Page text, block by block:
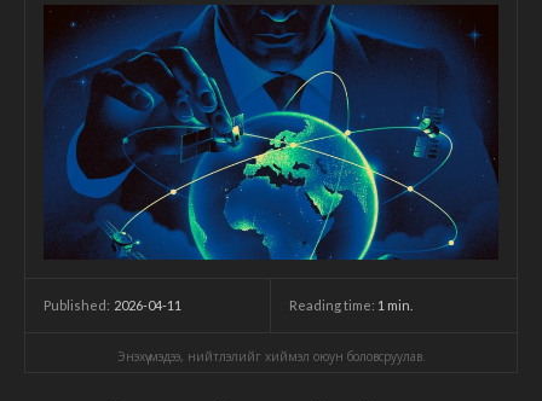
Published: 2026-04-11 Reading time: 1 min.
Энэхүү мэдээ, нийтлэлийг хиймэл оюун боловсруулав.